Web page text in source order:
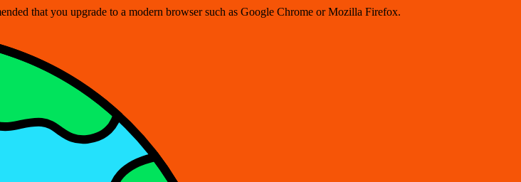
that you upgrade to a modern browser such as Google Chrome or Mozilla Firefox.